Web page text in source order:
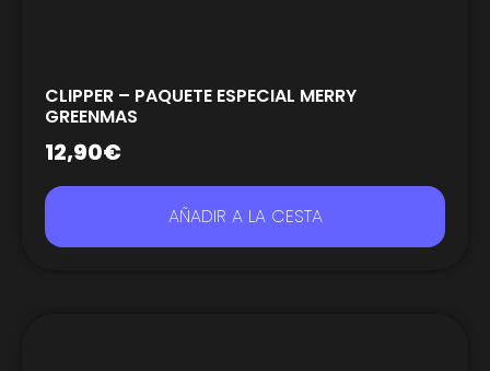
CLIPPER – PAQUETE ESPECIAL MERRY
GREENMAS
12,90€
AÑADIR A LA CESTA